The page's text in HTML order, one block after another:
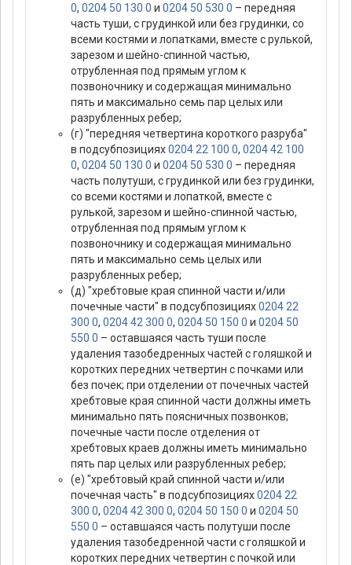
0, 0204 50 130 0 и 0204 50 530 0 – передняя
часть туши, с грудинкой или без грудинки, со
всеми костями и лопатками, вместе с рулькой,
зарезом и шейно-спинной частью,
отрубленная под прямым углом к
позвоночнику и содержащая минимально
пять и максимально семь пар целых или
разрубленных ребер;
(г) "передняя четвертина короткого разруба"
в подсубпозициях0204 22 100 0, 0204 42 100
0, 0204 50 130 0 и 0204 50 530 0 – передняя
часть полутуши, с грудинкой или без грудинки,
со всеми костями и лопаткой, вместе с
рулькой, зарезом и шейно-спинной частью,
отрубленная под прямым углом к
позвоночнику и содержащая минимально
пять и максимально семь целых или
разрубленных ребер;
(д) "хребтовые края спинной части и/или
почечные части" в подсубпозициях0204 22
300 0, 0204 42 300 0, 0204 50 150 0 и 0204 50
550 0 – оставшаяся часть туши после
удаления тазобедренных частей с голяшкой и
коротких передних четвертин с почками или
без почек; при отделении от почечных частей
хребтовые края спинной части должны иметь
минимально пять поясничных позвонков;
почечные части после отделения от
хребтовых краев должны иметь минимально
пять пар целых или разрубленных ребер;
(е) "хребтовый край спинной части и/или
почечная часть" в подсубпозициях0204 22
300 0, 0204 42 300 0, 0204 50 150 0 и 0204 50
550 0 – оставшаяся часть полутуши после
удаления тазобедренной части с голяшкой и
коротких передних четвертин с почкой или